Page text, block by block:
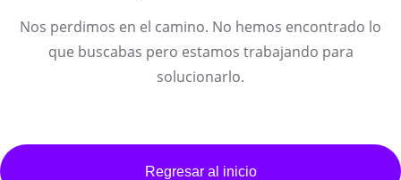
Nos perdimos en el camino. No hemos encontrado lo
que buscabas pero estamos trabajando para
solucionarlo.
Regresar al inicio